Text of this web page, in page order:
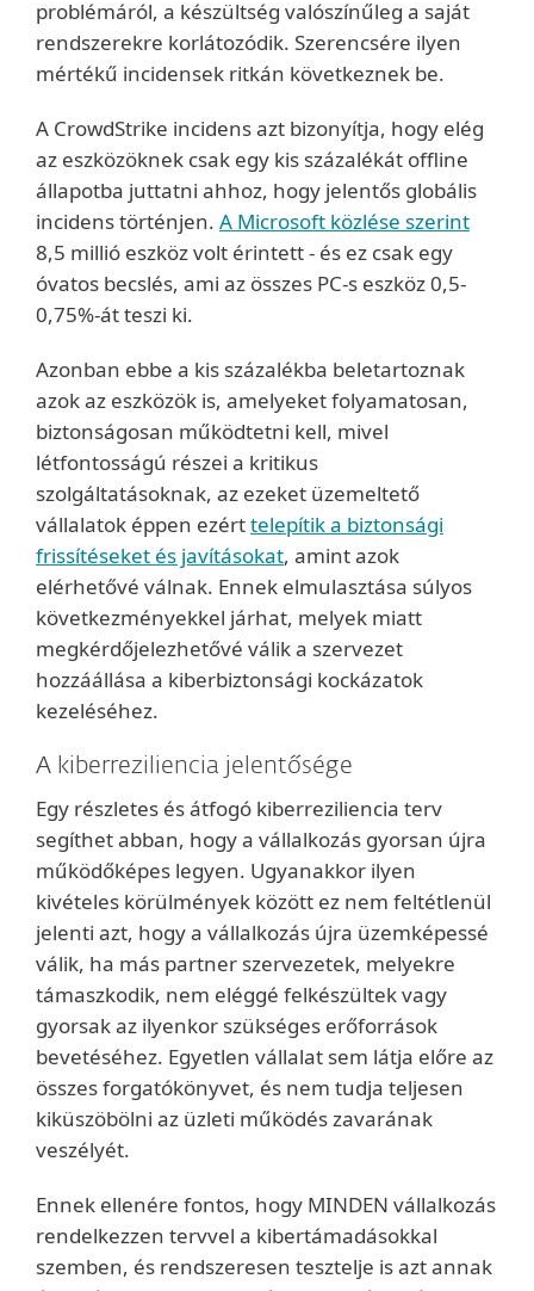
problémáról, a készültség valószínűleg a saját
rendszerekre korlátozódik. Szerencsére ilyen
mértékű incidensek ritkán következnek be.
A CrowdStrike incidens azt bizonyítja, hogy elég
az eszközöknek csak egy kis százalékát offline
állapotba juttatni ahhoz, hogy jelentős globális
incidens történjen. A Microsoft közlése szerint
8,5 millió eszköz volt érintett - és ez csak egy
óvatos becslés, ami az összes PC-s eszköz 0,5-
0,75%-át teszi ki.
Azonban ebbe a kis százalékba beletartoznak
azok az eszközök is, amelyeket folyamatosan,
biztonságosan működtetni kell, mivel
létfontosságú részei a kritikus
szolgáltatásoknak, az ezeket üzemeltető
vállalatok éppen ezérttelepítik a biztonsági
frissítéseket és javításokat, amint azok
elérhetővé válnak. Ennek elmulasztása súlyos
következményekkel járhat, melyek miatt
megkérdőjelezhetővé válik a szervezet
hozzáállása a kiberbiztonsági kockázatok
kezeléséhez.
A kiberreziliencia jelentősége
Egy részletes és átfogó kiberreziliencia terv
segíthet abban, hogy a vállalkozás gyorsan újra
működőképes legyen. Ugyanakkor ilyen
kivételes körülmények között ez nem feltétlenül
jelenti azt, hogy a vállalkozás újra üzemképessé
válik, ha más partner szervezetek, melyekre
támaszkodik, nem eléggé felkészültek vagy
gyorsak az ilyenkor szükséges erőforrások
bevetéséhez. Egyetlen vállalat sem látja előre az
összes forgatókönyvet, és nem tudja teljesen
kiküszöbölni az üzleti működés zavarának
veszélyét.
Ennek ellenére fontos, hogy MINDEN vállalkozás
rendelkezzen tervvel a kibertámadásokkal
szemben, és rendszeresen tesztelje is azt annak